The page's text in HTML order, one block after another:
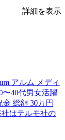
詳細を表示